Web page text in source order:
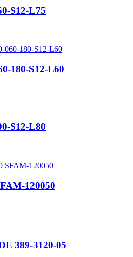
S12-L75
180-S12-L60
S12-L80
120050
389-3120-05